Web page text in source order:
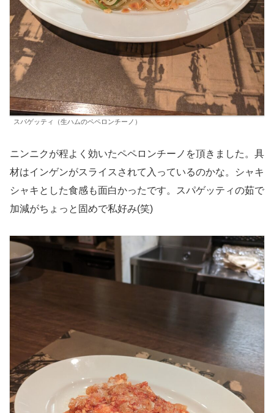
スパゲッティ（生ハムのペペロンチーノ）
ニンニクが程よく効いたペペロンチーノを頂きました。具
材はインゲンがスライスされて入っているのかな。シャキ
シャキとした食感も面白かったです。スパゲッティの茹で
加減がちょっと固めで私好み(笑)